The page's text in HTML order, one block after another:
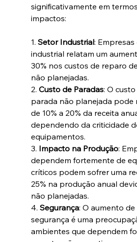
significativamente em
impactos:
1. Setor Industrial:
industrial relatam um
30% nos custos de reparo
não planejadas.
2. Custo de Paradas: O
parada não planejada pode
de 10% a 20% da receita
dependendo da criticidade
equipamentos.
3. Impacto na Produção:
dependem fortemente de
críticos podem sofrer uma
25% na produção anual
não planejadas.
4. Segurança: O aumento
segurança é uma
ambientes que dependem